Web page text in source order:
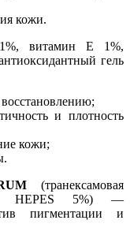
кожи.
1%, витамин Е 1%,
гель
и плотность
кожи;
(транексамовая
HEPES 5%) —
пигментации и